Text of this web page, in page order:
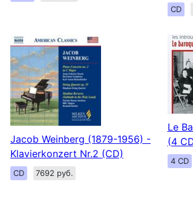
CD
Jacob Weinberg (1879-1956) -
Klavierkonzert Nr.2 (CD)
CD 7692 руб.
Le
(4
4 CD